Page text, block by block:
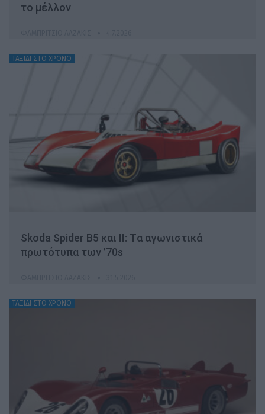
το μέλλον
ΤΑΞΙΔΙ ΣΤΟ ΧΡΟΝΟ
Skoda Spider B5 και II: Tα αγωνιστικά
πρωτότυπα των ’70s
ΤΑΞΙΔΙ ΣΤΟ ΧΡΟΝΟ